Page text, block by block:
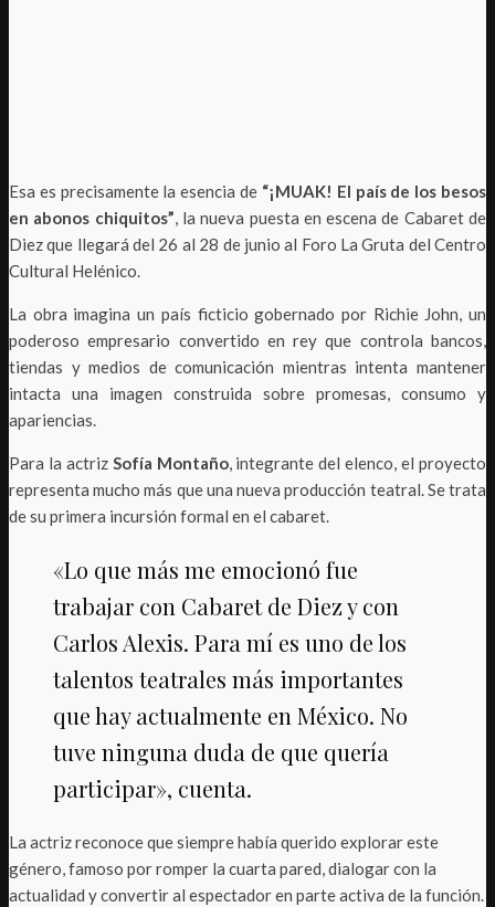
Esa es precisamente la esencia de “¡MUAK! El país de los besos
en abonos chiquitos”, la nueva puesta en escena de Cabaret de
Diez que llegará del 26 al 28 de junio al Foro La Gruta del Centro
Cultural Helénico.
La obra imagina un país ficticio gobernado por Richie John, un
poderoso empresario convertido en rey que controla bancos,
tiendas y medios de comunicación mientras intenta mantener
intacta una imagen construida sobre promesas, consumo y
apariencias.
Para la actriz Sofía Montaño, integrante del elenco, el proyecto
representa mucho más que una nueva producción teatral. Se trata
de su primera incursión formal en el cabaret.
«Lo que más me emocionó fue
trabajar con Cabaret de Diez y con
Carlos Alexis. Para mí es uno de los
talentos teatrales más importantes
que hay actualmente en México. No
tuve ninguna duda de que quería
participar», cuenta.
La actriz reconoce que siempre había querido explorar este
género, famoso por romper la cuarta pared, dialogar con la
actualidad y convertir al espectador en parte activa de la función.